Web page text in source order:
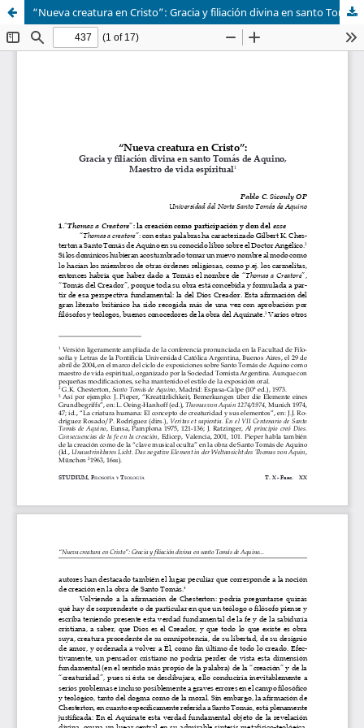
“Nueva creatura en Cristo”: Gracia y filiación divina en santo Tomás de Aquino, Maestro de vida espiritual